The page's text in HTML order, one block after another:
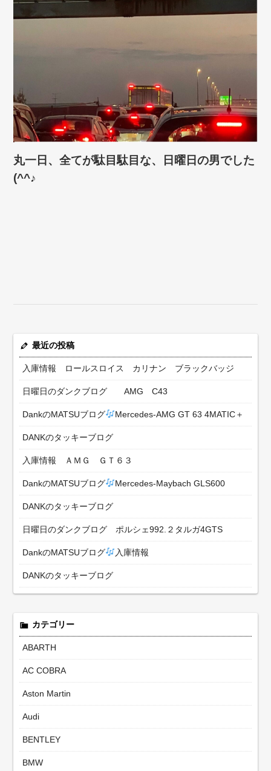
丸一日、全てが駄目駄目な、日曜日の男でした
(^^♪
最近の投稿
入庫情報 ロールスロイス カリナン ブラックバッジ
日曜日のダンクブログ AMG C43
DankのMATSUブログ Mercedes-AMG GT 63 4MATIC＋
DANKのタッキーブログ
入庫情報 ＡＭＧ ＧＴ６３
DankのMATSUブログ Mercedes-Maybach GLS600
DANKのタッキーブログ
日曜日のダンクブログ ポルシェ992.２タルガ4GTS
DankのMATSUブログ 入庫情報
DANKのタッキーブログ
カテゴリー
ABARTH
AC COBRA
Aston Martin
Audi
BENTLEY
BMW